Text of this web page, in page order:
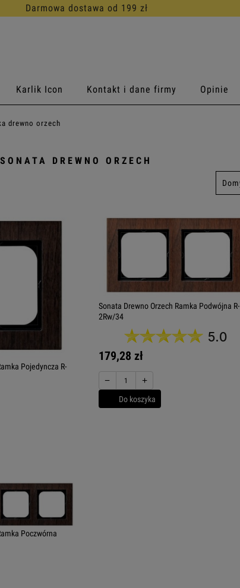
30 dni na darmowy zwrot
Karlik Icon Kontakt i dane firmy Opinie
drewno orzech
DREWNO ORZECH
Pojedyncza R-
Sonata Drewno Orzech Ramka Podwójna R-
2Rw/34
5.0
179,28 zł
− +
Do koszyka
Poczwórna